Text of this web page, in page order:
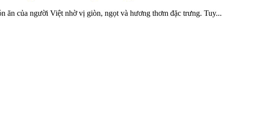
ăn của người Việt nhờ vị giòn, ngọt và hương thơm đặc trưng. Tuy...